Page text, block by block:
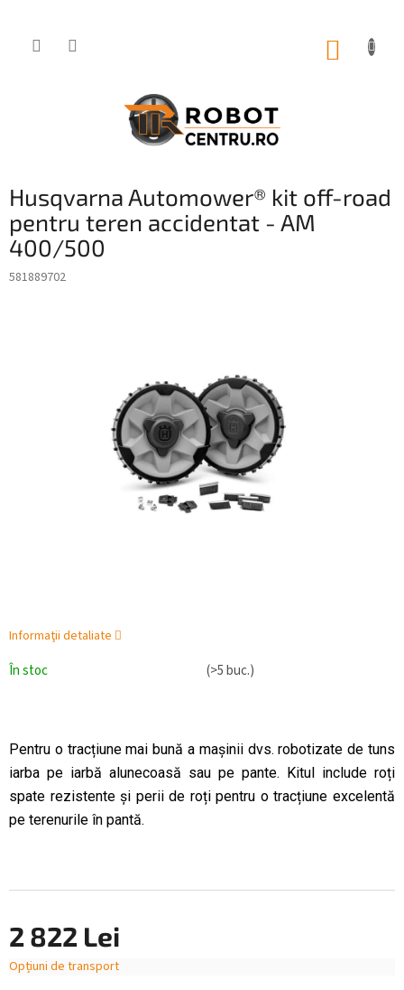
conținut
COŞ
Husqvarna Automower® kit off-road
pentru teren accidentat - AM
400/500
581889702
2 822 Lei
Evaluare
În stoc (>5 buc.)
Opțiuni de transport
Pentru o tracțiune mai bună a mașinii dvs. robotizate de tuns
iarba pe iarbă alunecoasă sau pe pante. Kitul include roți
spate rezistente și perii de roți pentru o tracțiune excelentă
pe terenurile în pantă.
Informaţii detaliate